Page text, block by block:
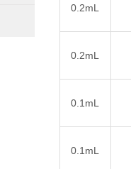
0.2mL
0.2mL
0.1mL
0.1mL